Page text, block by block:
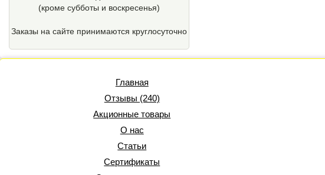
(кроме cубботы и воскресенья)
Заказы на сайте принимаются круглосуточно
Главная
Отзывы (240)
Акционные товары
О нас
Статьи
Сертификаты